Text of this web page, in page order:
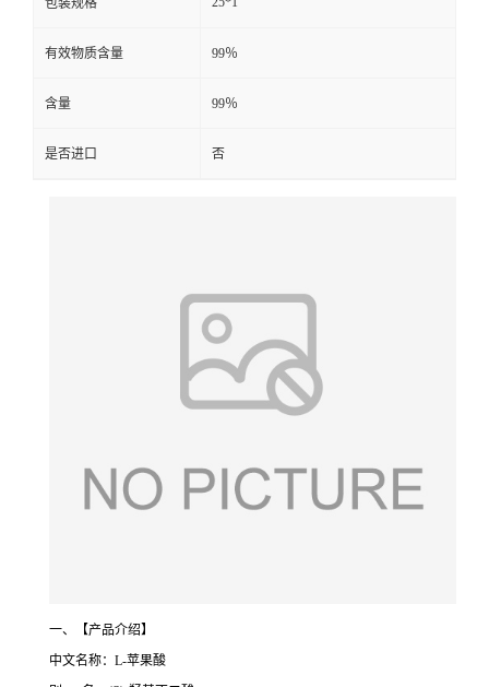
包装规格
有效物质含量 99％
含量 99％
是否进口 否
一、【产品介绍】
中文名称：L-苹果酸